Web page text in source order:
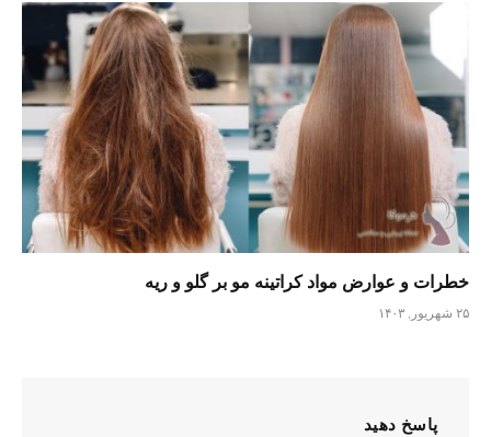
خطرات و عوارض مواد کراتینه مو بر گلو و ریه
۲۵ شهریور, ۱۴۰۳
پاسخ دهید